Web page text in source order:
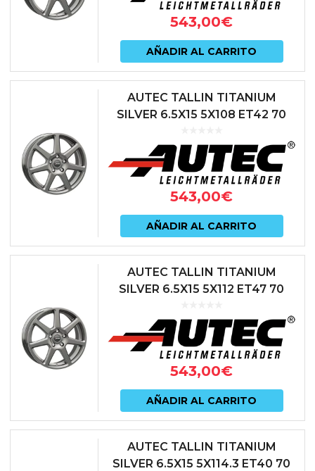
543,00€
AÑADIR AL CARRITO
AUTEC TALLIN TITANIUM
SILVER 6.5X15 5X108 ET42 70
543,00€
AÑADIR AL CARRITO
AUTEC TALLIN TITANIUM
SILVER 6.5X15 5X112 ET47 70
543,00€
AÑADIR AL CARRITO
AUTEC TALLIN TITANIUM
SILVER 6.5X15 5X114.3 ET40 70